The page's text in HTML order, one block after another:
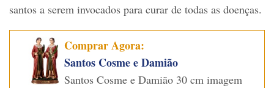
santos a serem invocados para curar de todas as doenças.
Comprar Agora:
Santos Cosme e Damião
Santos Cosme e Damião 30 cm imagem